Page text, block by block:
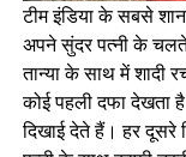
टीम इंडिया के सबसे
अपने सुंदर पत्नी के
तान्या के साथ में शादी
कोई पहली दफा देखता
दिखाई देते हैं। हर दूसरे